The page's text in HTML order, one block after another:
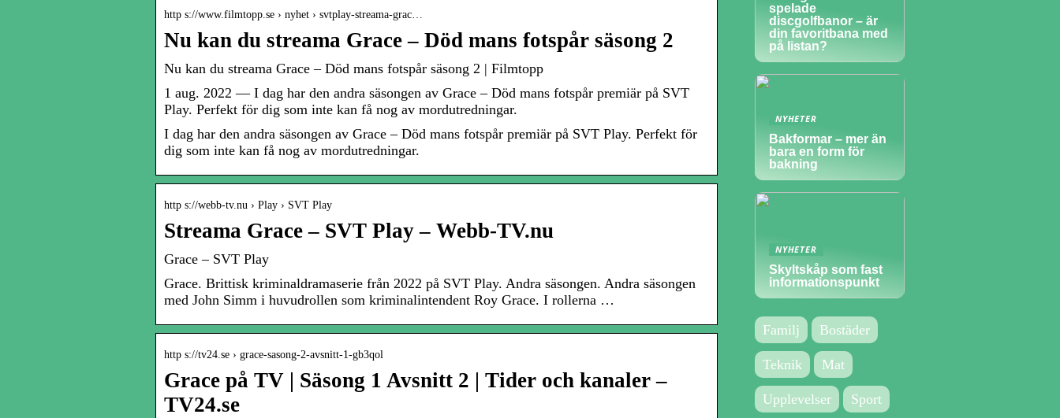
http s://www.filmtopp.se › nyhet › svtplay-streama-grac…
Nu kan du streama Grace – Död mans fotspår säsong 2
Nu kan du streama Grace – Död mans fotspår säsong 2 | Filmtopp
1 aug. 2022 — I dag har den andra säsongen av Grace – Död mans fotspår premiär på SVT
Play. Perfekt för dig som inte kan få nog av mordutredningar.
I dag har den andra säsongen av Grace – Död mans fotspår premiär på SVT Play. Perfekt för
dig som inte kan få nog av mordutredningar.
http s://webb-tv.nu › Play › SVT Play
Streama Grace – SVT Play – Webb-TV.nu
Grace – SVT Play
Grace. Brittisk kriminaldramaserie från 2022 på SVT Play. Andra säsongen. Andra säsongen
med John Simm i huvudrollen som kriminalintendent Roy Grace. I rollerna …
http s://tv24.se › grace-sasong-2-avsnitt-1-gb3qol
Grace på TV | Säsong 1 Avsnitt 2 | Tider och kanaler –
TV24.se
spelade
discgolfbanor – är
din favoritbana med
på listan?
NYHETER
Bakformar – mer än
bara en form för
bakning
NYHETER
Skyltskåp som fast
informationspunkt
Familj Bostäder
Teknik Mat
Upplevelser Sport